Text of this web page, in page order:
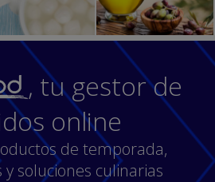
, tu gestor de
online
de temporada,
y soluciones culinarias